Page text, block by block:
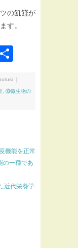
の飢饉が
す。
MeWe
｜
, ⑩微生物の
機能を正常
の一種であ
近代栄養学